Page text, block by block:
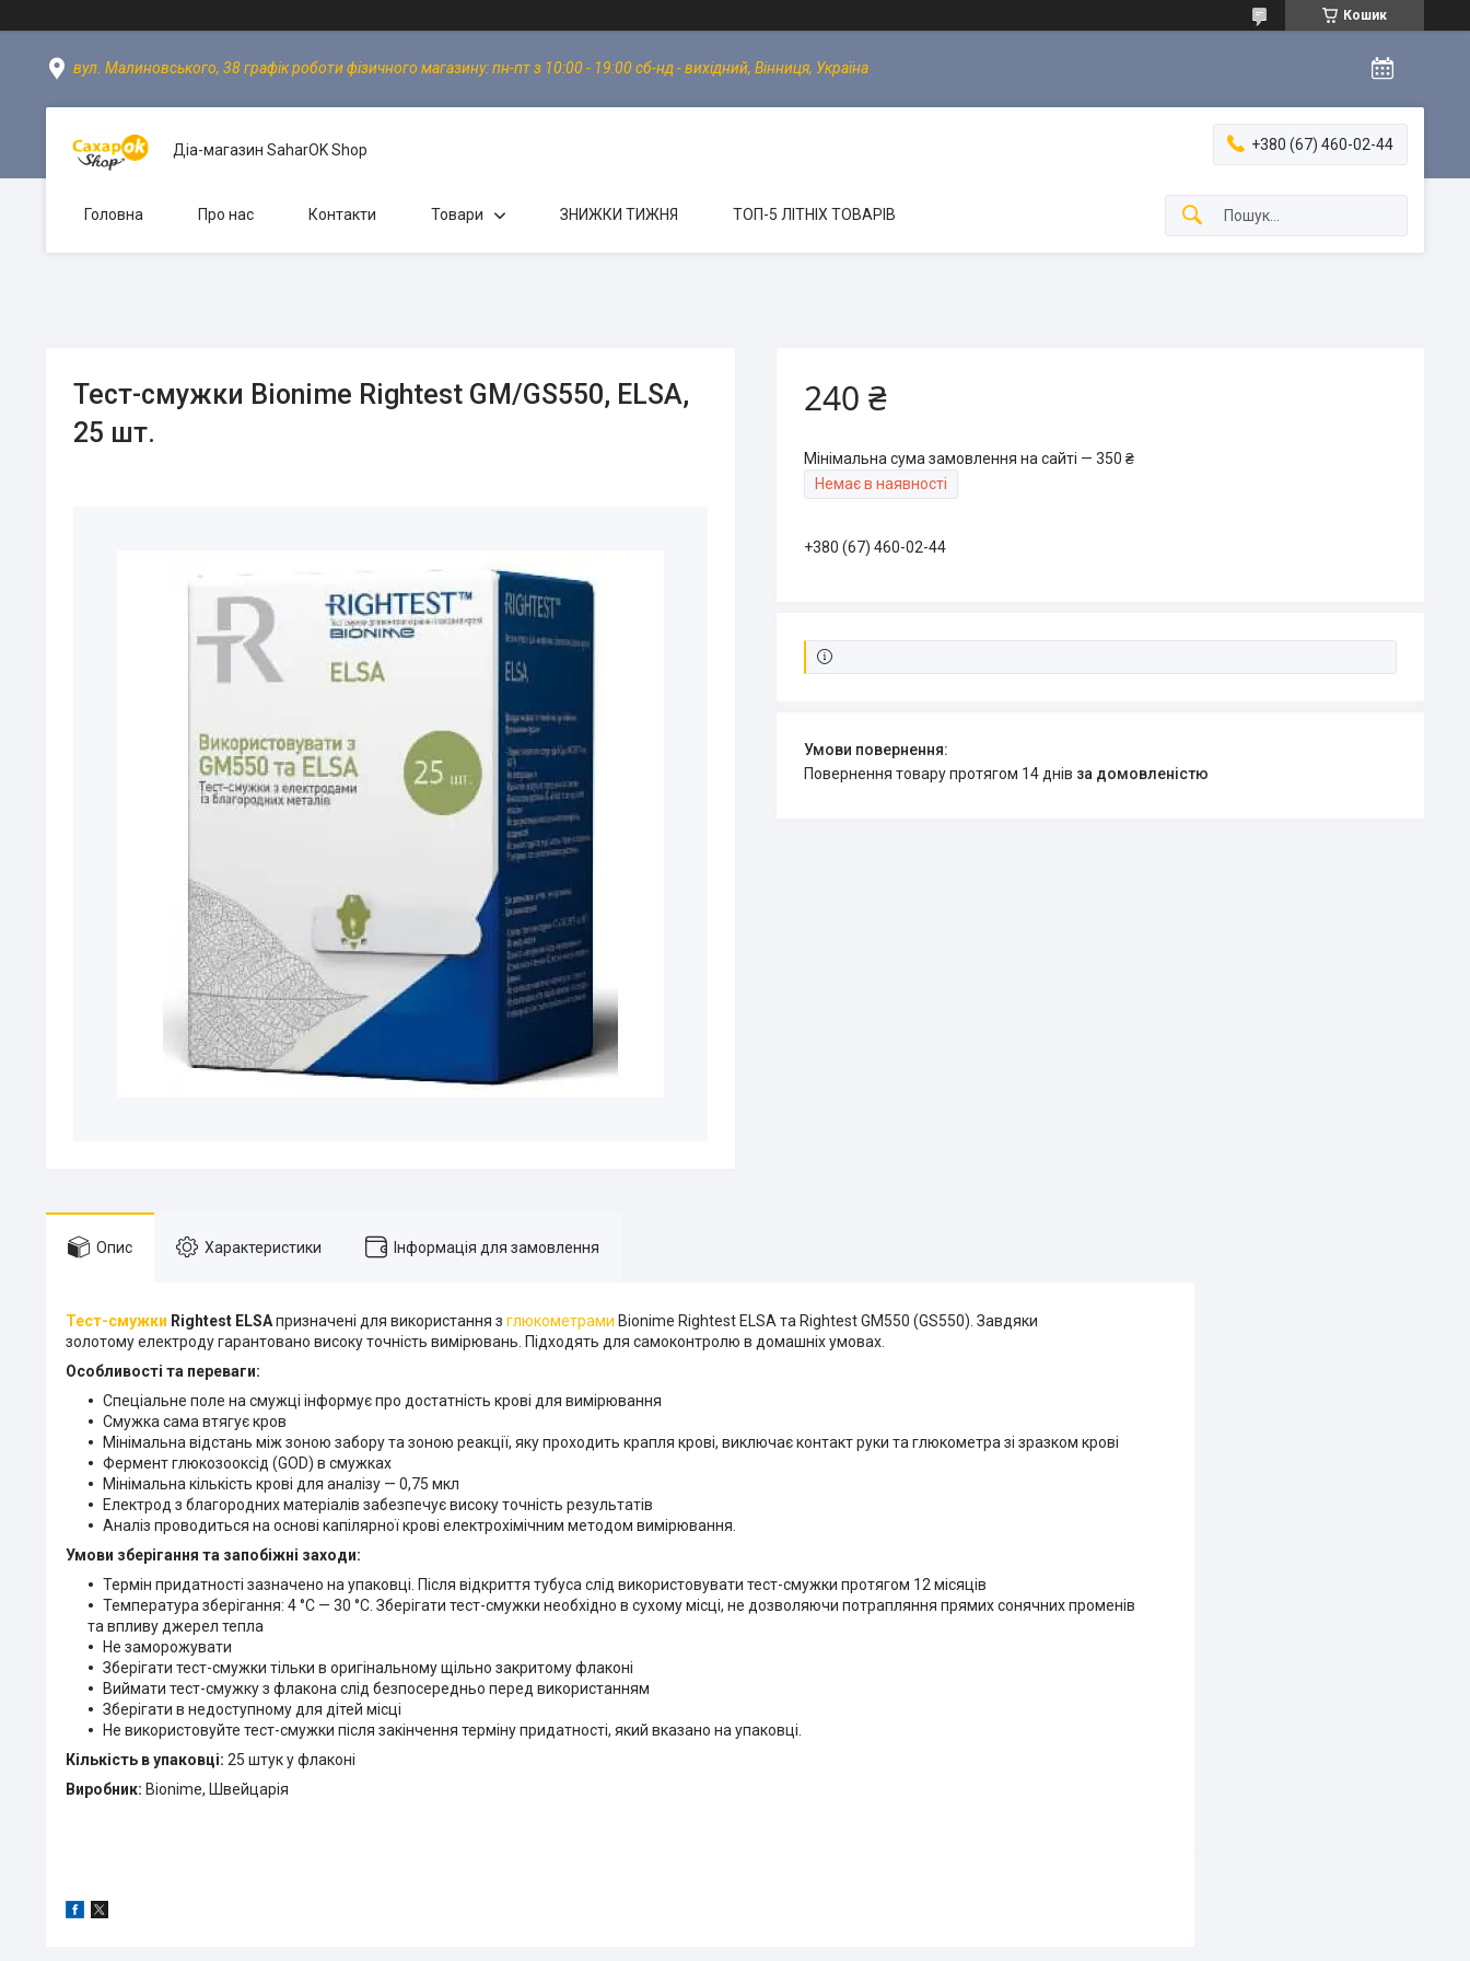
Кошик
вул. Малиновського, 38 графік роботи фізичного магазину: пн-пт з 10:00 - 19:00 сб-нд - вихідний, Вінниця, Україна
Діа-магазин SaharOK Shop +380 (67) 460-02-44
Головна Про нас Контакти Товари ЗНИЖКИ ТИЖНЯ ТОП-5 ЛІТНІХ ТОВАРІВ
Тест-смужки Bionime Rightest GM/GS550, ELSA,
25 шт.
240 ₴
Мінімальна сума замовлення на сайті — 350 ₴
Немає в наявності
+380 (67) 460-02-44
повернення товару протягом 14 днів за домовленістю
Опис Характеристики Інформація для замовлення
Тест-смужки Rightest ELSAпризначені для використання з глюкометрами Bionime Rightest ELSA та Rightest GM550 (GS550). Завдяки
золотому електроду гарантовано високу точність вимірювань. Підходять для самоконтролю в домашніх умовах.
Особливості та переваги:
Спеціальне поле на смужці інформує про достатність крові для вимірювання
Смужка сама втягує кров
Мінімальна відстань між зоною забору та зоною реакції, яку проходить крапля крові, виключає контакт руки та глюкометра зі зразком крові
Фермент глюкозооксід (GOD) в смужках
Мінімальна кількість крові для аналізу — 0,75 мкл
Електрод з благородних матеріалів забезпечує високу точність результатів
Аналіз проводиться на основі капілярної крові електрохімічним методом вимірювання.
Умови зберігання та запобіжні заходи:
Термін придатності зазначено на упаковці. Після відкриття тубуса слід використовувати тест-смужки протягом 12 місяців
Температура зберігання: 4 °С — 30 °С. Зберігати тест-смужки необхідно в сухому місці, не дозволяючи потрапляння прямих сонячних променів
та впливу джерел тепла
Не заморожувати
Зберігати тест-смужки тільки в оригінальному щільно закритому флаконі
Виймати тест-смужку з флакона слід безпосередньо перед використанням
Зберігати в недоступному для дітей місці
Не використовуйте тест-смужки після закінчення терміну придатності, який вказано на упаковці.
Кількість в упаковці: 25 штук у флаконі
Виробник: Bionime, Швейцарія